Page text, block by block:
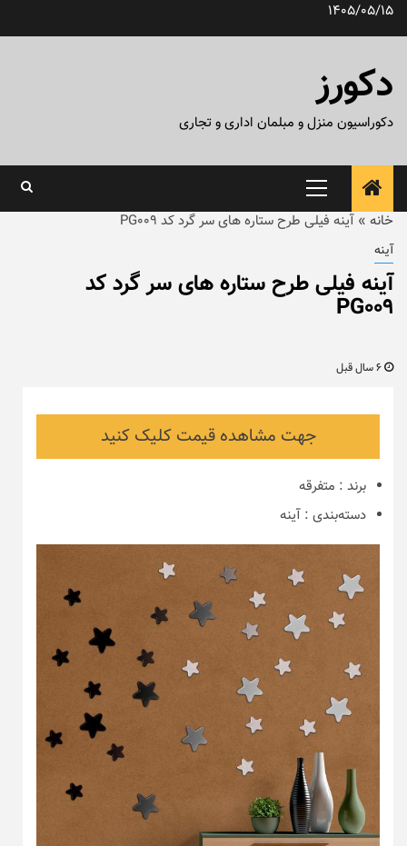
پرش1405/05/15
دکورز
دکوراسیون منزل و مبلمان اداری و تجاری
منوی
اصلی
خانه » آینه فیلی طرح ستاره های سر گرد کد PG009
آینه
آینه فیلی طرح ستاره های سر گرد کد
PG009
جهت مشاهده قیمت کلیک کنید
برند : متفرقه
دسته‌بندی : آینه